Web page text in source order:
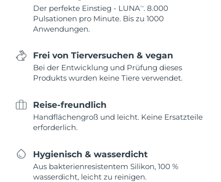
Der perfekte Einstieg - LUNATM . 8.000
Pulsationen pro Minute. Bis zu 1000
Anwendungen.
Frei von Tierversuchen & vegan
Bei der Entwicklung und Prüfung dieses
Produkts wurden keine Tiere verwendet.
Reise-freundlich
Handflächengroß und leicht. Keine Ersatzteile
erforderlich.
Hygienisch & wasserdicht
Aus bakterienresistentem Silikon, 100 %
wasserdicht, leicht zu reinigen.